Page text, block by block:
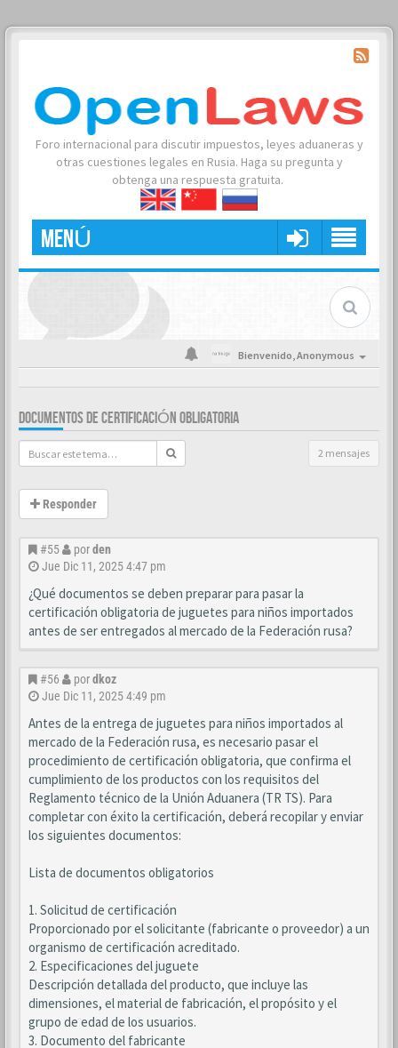
Foro internacional para discutir impuestos, leyes aduaneras y
otras cuestiones legales en Rusia. Haga su pregunta y
obtenga una respuesta gratuita.
MENÚ
Bienvenido,Anonymous
DOCUMENTOS DE CERTIFICACIÓN OBLIGATORIA
2 mensajes
Responder
#55 porden
Jue Dic 11, 2025 4:47 pm
¿Qué documentos se deben preparar para pasar la
certificación obligatoria de juguetes para niños importados
antes de ser entregados al mercado de la Federación rusa?
#56 pordkoz
Jue Dic 11, 2025 4:49 pm
Antes de la entrega de juguetes para niños importados al
mercado de la Federación rusa, es necesario pasar el
procedimiento de certificación obligatoria, que confirma el
cumplimiento de los productos con los requisitos del
Reglamento técnico de la Unión Aduanera (TR TS). Para
completar con éxito la certificación, deberá recopilar y enviar
los siguientes documentos:
Lista de documentos obligatorios
1. Solicitud de certificación
Proporcionado por el solicitante (fabricante o proveedor) a un
organismo de certificación acreditado.
2. Especificaciones del juguete
Descripción detallada del producto, que incluye las
dimensiones, el material de fabricación, el propósito y el
grupo de edad de los usuarios.
3. Documento del fabricante